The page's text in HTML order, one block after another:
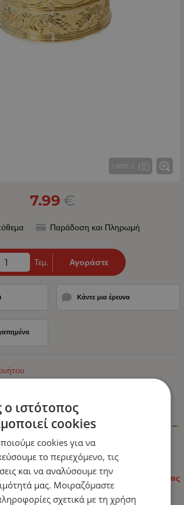
1 από 2
7.99 €
Παράδοση και Πληρωμή
Τεμ. Αγοράστε
Κάντε μια έρευνα
Πληροφορίες
με άρωμα γιασεμιού.
μακράς διαρκείας άρωμα.
μπορεί να ρυθμιστεί χρησιμοποιώντας
καπάκι.
ο ιστότοπος
cookies
cookies για να
το περιεχόμενο, τις
και να αναλύσουμε την
μας. Μοιραζόμαστε
σχετικά με τη χρήση